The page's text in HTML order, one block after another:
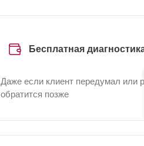
Бесплатная
Даже если клиент передумал или
обратится позже